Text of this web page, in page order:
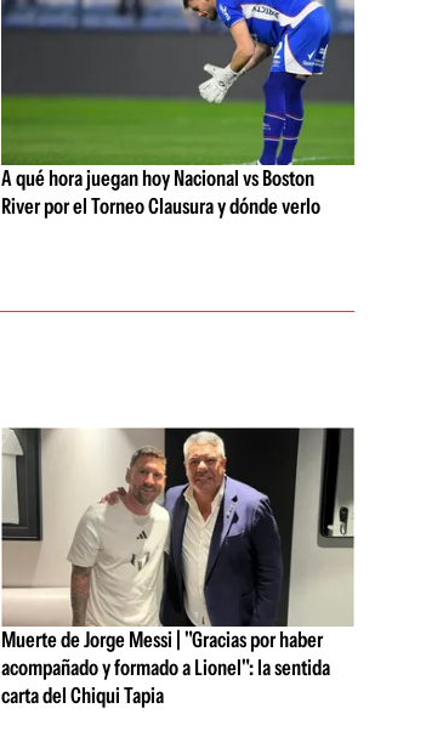
A qué hora juegan hoy Nacional vs Boston
River por el Torneo Clausura y dónde verlo
Muerte de Jorge Messi | "Gracias por haber
acompañado y formado a Lionel": la sentida
carta del Chiqui Tapia